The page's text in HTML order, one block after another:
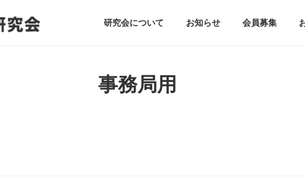
研究会について お知らせ 会員募集
事務局用